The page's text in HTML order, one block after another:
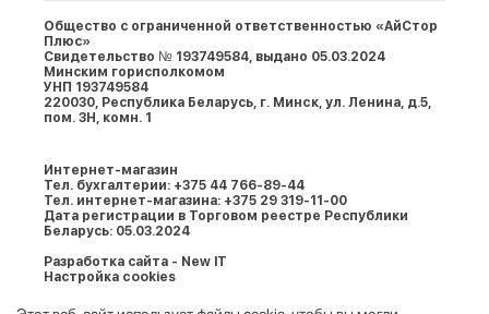
Общество с ограниченной ответственностью «АйСтор
Плюс»
Свидетельство № 193749584, выдано 05.03.2024
Минским горисполкомом
УНП 193749584
220030, Республика Беларусь, г. Минcк, ул. Ленина, д.5,
пом. 3Н, комн. 1
Интернет-магазин
Тел. бухгалтерии: +375 44 766-89-44
Тел. интернет-магазина: +375 29 319-11-00
Дата регистрации в Торговом реестре Республики
Беларусь: 05.03.2024
Разработка сайта - New IT
Настройка cookies